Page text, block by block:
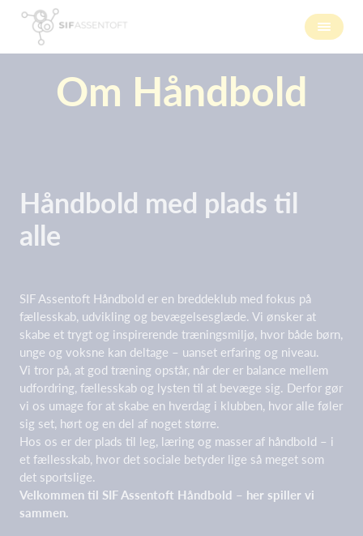
Om Håndbold
Håndbold med plads til
alle
SIF Assentoft Håndbold er en breddeklub med fokus på
fællesskab, udvikling og bevægelsesglæde. Vi ønsker at
skabe et trygt og inspirerende træningsmiljø, hvor både børn,
unge og voksne kan deltage – uanset erfaring og niveau.
Vi tror på, at god træning opstår, når der er balance mellem
udfordring, fællesskab og lysten til at bevæge sig. Derfor gør
vi os umage for at skabe en hverdag i klubben, hvor alle føler
sig set, hørt og en del af noget større.
Hos os er der plads til leg, læring og masser af håndbold – i
et fællesskab, hvor det sociale betyder lige så meget som
det sportslige.
Velkommen til SIF Assentoft Håndbold – her spiller vi
sammen.